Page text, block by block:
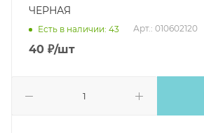
ЧЕРНАЯ
Есть в наличии: 43 Арт.: 010602120
40 ₽/шт